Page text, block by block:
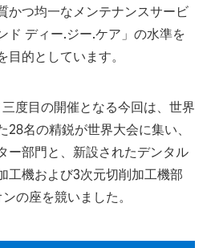
かつ均一なメンテナンスサービ
ド ディー.ジー.ケア」の水準を
的としています。
度目の開催となる今回は、世界
名の精鋭が世界大会に集い、
ー部門と、新設されたデンタル
工機および3次元切削加工機部
の座を競いました。